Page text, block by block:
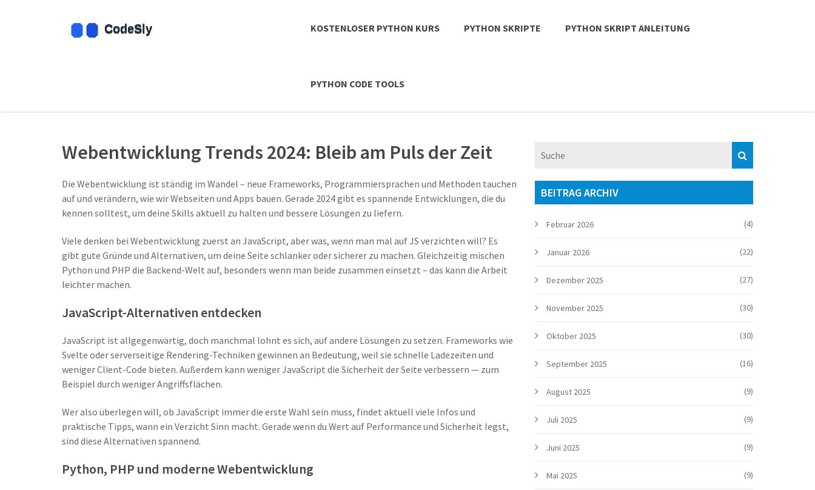
KOSTENLOSER PYTHON KURS PYTHON SKRIPTE PYTHON SKRIPT ANLEITUNG
PYTHON CODE TOOLS
Webentwicklung Trends 2024: Bleib am Puls der Zeit
Die Webentwicklung ist ständig im Wandel – neue Frameworks, Programmiersprachen und Methoden tauchen
auf und verändern, wie wir Webseiten und Apps bauen. Gerade 2024 gibt es spannende Entwicklungen, die du
kennen solltest, um deine Skills aktuell zu halten und bessere Lösungen zu liefern.
Viele denken bei Webentwicklung zuerst an JavaScript, aber was, wenn man mal auf JS verzichten will? Es
gibt gute Gründe und Alternativen, um deine Seite schlanker oder sicherer zu machen. Gleichzeitig mischen
Python und PHP die Backend-Welt auf, besonders wenn man beide zusammen einsetzt – das kann die Arbeit
leichter machen.
JavaScript-Alternativen entdecken
JavaScript ist allgegenwärtig, doch manchmal lohnt es sich, auf andere Lösungen zu setzen. Frameworks wie
Svelte oder serverseitige Rendering-Techniken gewinnen an Bedeutung, weil sie schnelle Ladezeiten und
weniger Client-Code bieten. Außerdem kann weniger JavaScript die Sicherheit der Seite verbessern — zum
Beispiel durch weniger Angriffsflächen.
Wer also überlegen will, ob JavaScript immer die erste Wahl sein muss, findet aktuell viele Infos und
praktische Tipps, wann ein Verzicht Sinn macht. Gerade wenn du Wert auf Performance und Sicherheit legst,
sind diese Alternativen spannend.
Python, PHP und moderne Webentwicklung
BEITRAG ARCHIV
Februar 2026 (4)
Januar 2026 (22)
Dezember 2025 (27)
November 2025 (30)
Oktober 2025 (30)
September 2025 (16)
August 2025 (9)
Juli 2025 (9)
Juni 2025 (9)
Mai 2025 (9)